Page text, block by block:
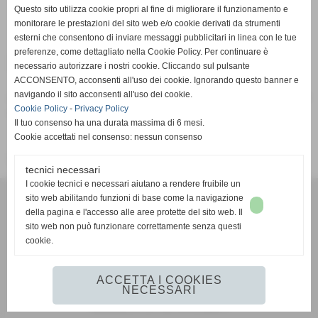
Home
Pagina non trovata
Attenzione: la pagina richiesta non è più presente su questo
sito web. È stata rimossa o modificata.
VIA VETERANI DELLO SPORT
54027 PONTREMOLI (MS)
Realizzazione siti web www.sitoper.it
Questo sito utilizza cookie propri al fine di migliorare il funzionamento e
monitorare le prestazioni del sito web e/o cookie derivati da strumenti
esterni che consentono di inviare messaggi pubblicitari in linea con le tue
preferenze, come dettagliato nella Cookie Policy. Per continuare è
necessario autorizzare i nostri cookie. Cliccando sul pulsante
ACCONSENTO, acconsenti all'uso dei cookie. Ignorando questo banner e
navigando il sito acconsenti all'uso dei cookie.
Cookie Policy - Privacy Policy
Il tuo consenso ha una durata massima di 6 mesi.
Cookie accettati nel consenso: nessun consenso
tecnici necessari
I cookie tecnici e necessari aiutano a rendere fruibile un
sito web abilitando funzioni di base come la navigazione
della pagina e l'accesso alle aree protette del sito web. Il
sito web non può funzionare correttamente senza questi
cookie.
ACCETTA I COOKIES
NECESSARI